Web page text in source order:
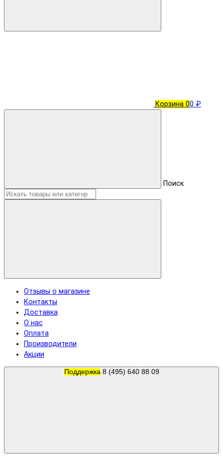
Корзина 00 ₽
Поиск
Отзывы о магазине
Контакты
Доставка
О нас
Оплата
Производители
Акции
Поддержка 8 (495) 640 88 09